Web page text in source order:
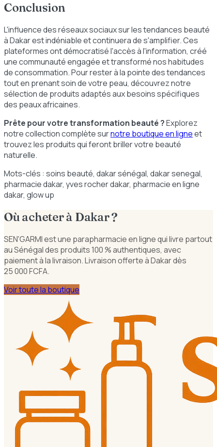
Conclusion
L'influence des réseaux sociaux sur les tendances beauté
à Dakar est indéniable et continuera de s'amplifier. Ces
plateformes ont démocratisé l'accès à l'information, créé
une communauté engagée et transformé nos habitudes
de consommation. Pour rester à la pointe des tendances
tout en prenant soin de votre peau, découvrez notre
sélection de produits adaptés aux besoins spécifiques
des peaux africaines.
Prête pour votre transformation beauté ?Explorez
notre collection complète surnotre boutique en ligneet
trouvez les produits qui feront briller votre beauté
naturelle.
Mots-clés : soins beauté, dakar sénégal, dakar senegal,
pharmacie dakar, yves rocher dakar, pharmacie en ligne
dakar, glow up
Où acheter à Dakar ?
SEN'GARMI est une parapharmacie en ligne qui livre partout
au Sénégal des produits 100 % authentiques, avec
paiement à la livraison. Livraison offerte à Dakar dès
25 000 FCFA.
Voir toute la boutique